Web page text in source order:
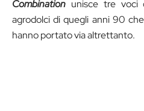
Combination unisce tre voci
agrodolci di quegli anni 90
hanno portato via altrettanto.